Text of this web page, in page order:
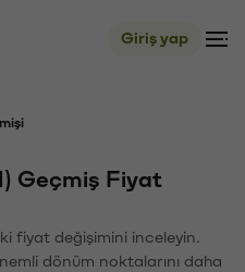
Giriş yap
Geçmiş Fiyat
fiyat değişimini inceleyin.
dönüm noktalarını daha